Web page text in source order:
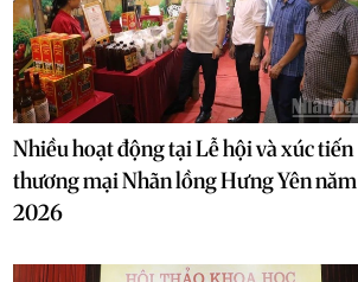
Nhiều hoạt động tại Lễ hội và xúc tiến
thương mại Nhãn lồng Hưng Yên năm
2026